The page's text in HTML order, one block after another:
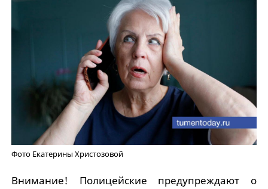
Фото Екатерины Христозовой
Внимание! Полицейские предупреждают о